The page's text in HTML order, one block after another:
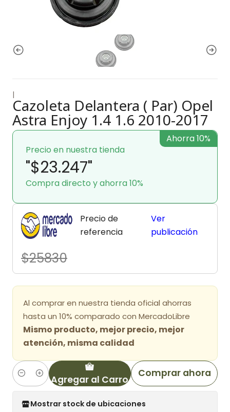
|
Cazoleta Delantera ( Par) Opel
Astra Enjoy 1.4 1.6 2010-2017
Precio en nuestra tienda
"$23.247"
Compra directo y ahorra 10%
Ahorra 10%
Precio de
referencia
$25830
Ver
publicación
Al comprar en nuestra tienda oficial ahorras
hasta un 10% comparado con MercadoLibre
Mismo producto, mejor precio, mejor
atención, misma calidad
Cantidad Agregar al Carro
Comprar ahora
Mostrar stock de ubicaciones